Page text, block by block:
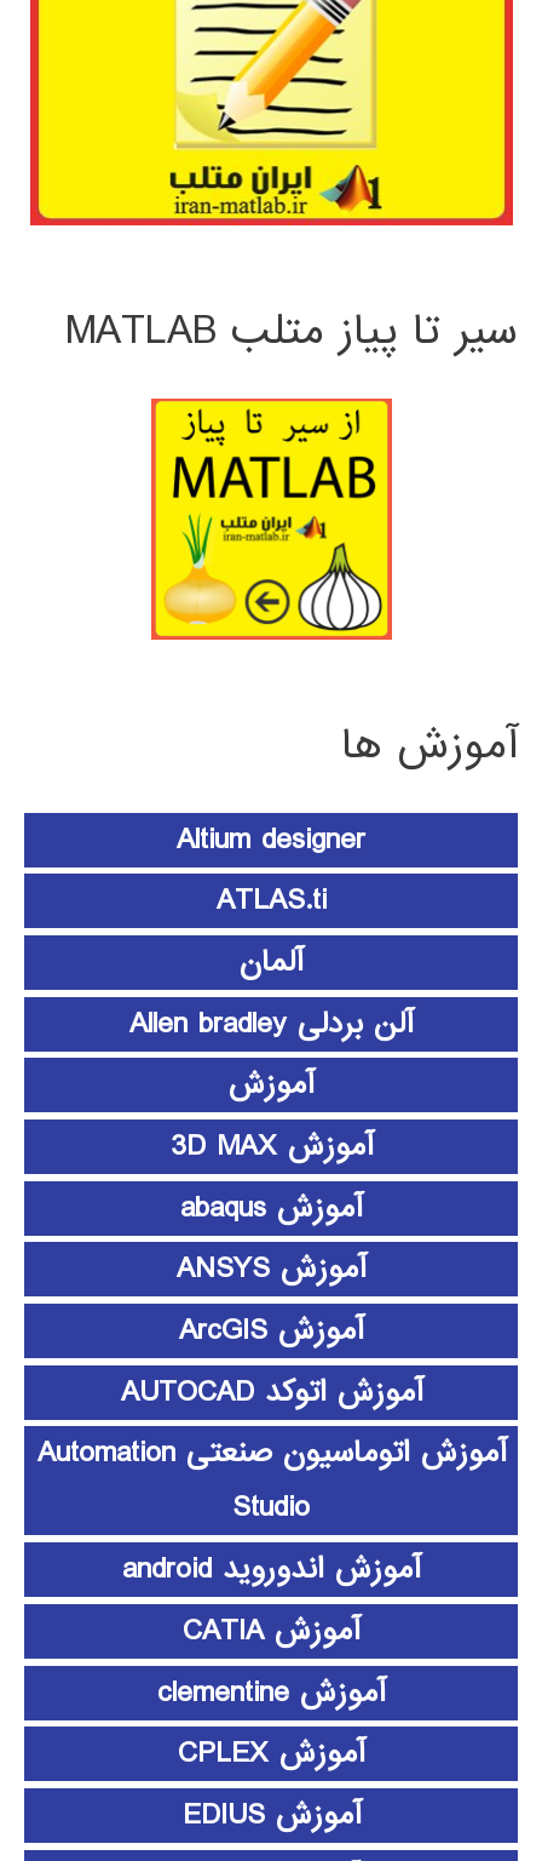
سیر تا پیاز متلب MATLAB
آموزش ها
Altium designer
ATLAS.ti
آلمان
آلن بردلی Allen bradley
آموزش
آموزش 3D MAX
آموزش abaqus
آموزش ANSYS
آموزش ArcGIS
آموزش اتوکد AUTOCAD
آموزش اتوماسیون صنعتی Automation
Studio
آموزش اندوروید android
آموزش CATIA
آموزش clementine
آموزش CPLEX
آموزش EDIUS